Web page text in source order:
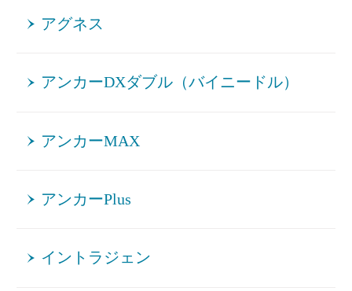
アグネス
アンカーDXダブル（バイニードル）
アンカーMAX
アンカーPlus
イントラジェン